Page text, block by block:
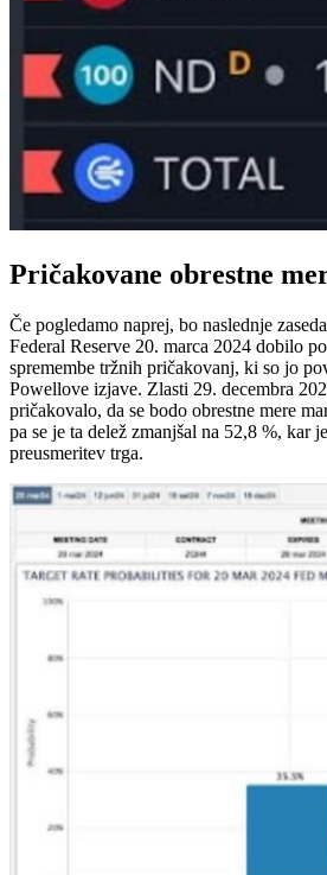
Pričakovane obrestne
Če pogledamo naprej, bo naslednje
Federal Reserve 20. marca 2024 dobilo
spremembe tržnih pričakovanj, ki so jo
Powellove izjave. Zlasti 29. decembra
pričakovalo, da se bodo obrestne mere
pa se je ta delež zmanjšal na 52,8 %, kar
preusmeritev trga.